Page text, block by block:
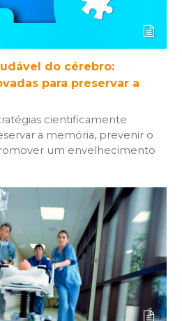
do cérebro:
para preservar a
cientificamente
a memória, prevenir o
um envelhecimento